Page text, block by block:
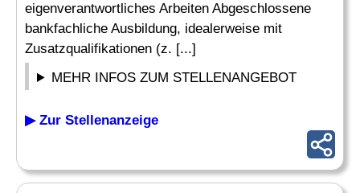
eigenverantwortliches Arbeiten Abgeschlossene
bankfachliche Ausbildung, idealerweise mit
Zusatzqualifikationen (z. [...]
MEHR INFOS ZUM STELLENANGEBOT
▶ Zur Stellenanzeige